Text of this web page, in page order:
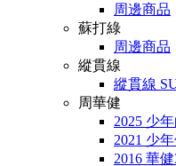
周邊商品
蘇打綠
周邊商品
縱貫線
縱貫線
周華健
2025 少
2021 少
2016 華